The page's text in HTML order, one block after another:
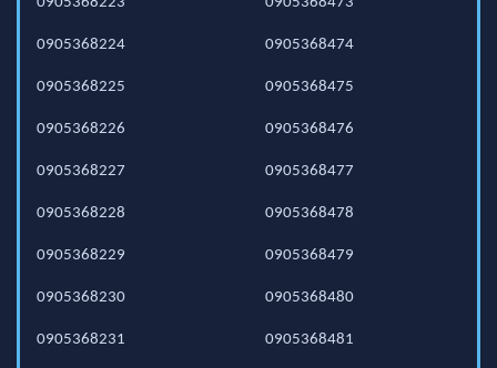
0905368224
0905368225
0905368226
0905368227
0905368228
0905368229
0905368230
0905368231
0905368474
0905368475
0905368476
0905368477
0905368478
0905368479
0905368480
0905368481